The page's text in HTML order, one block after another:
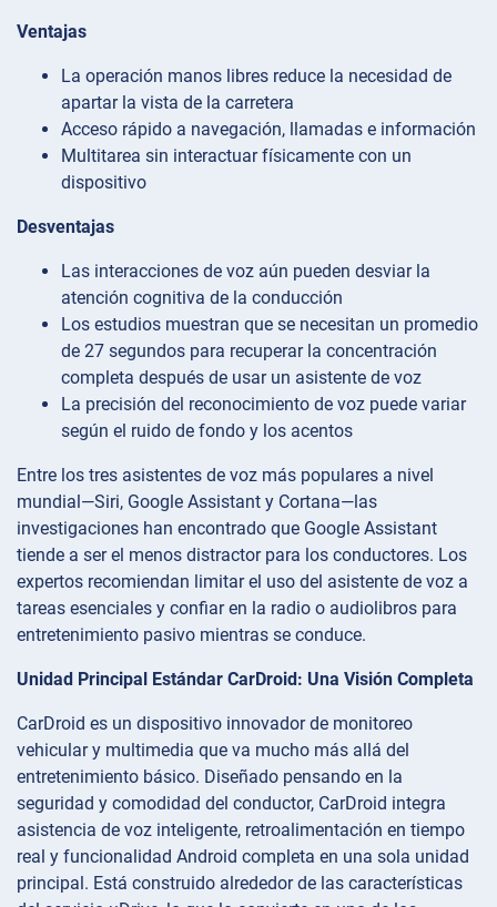
Ventajas
La operación manos libres reduce la necesidad de
apartar la vista de la carretera
Acceso rápido a navegación, llamadas e información
Multitarea sin interactuar físicamente con un
dispositivo
Desventajas
Las interacciones de voz aún pueden desviar la
atención cognitiva de la conducción
Los estudios muestran que se necesitan un promedio
de 27 segundos para recuperar la concentración
completa después de usar un asistente de voz
La precisión del reconocimiento de voz puede variar
según el ruido de fondo y los acentos
Entre los tres asistentes de voz más populares a nivel
mundial—Siri, Google Assistant y Cortana—las
investigaciones han encontrado que Google Assistant
tiende a ser el menos distractor para los conductores. Los
expertos recomiendan limitar el uso del asistente de voz a
tareas esenciales y confiar en la radio o audiolibros para
entretenimiento pasivo mientras se conduce.
Unidad Principal Estándar CarDroid: Una Visión Completa
CarDroid es un dispositivo innovador de monitoreo
vehicular y multimedia que va mucho más allá del
entretenimiento básico. Diseñado pensando en la
seguridad y comodidad del conductor, CarDroid integra
asistencia de voz inteligente, retroalimentación en tiempo
real y funcionalidad Android completa en una sola unidad
principal. Está construido alrededor de las características